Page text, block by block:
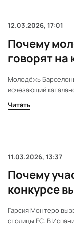
12.03.2026, 17:01
Почему
говорят на
Молодёжь
исчезающий
переизбытком
теряет позиции
Читать
11.03.2026, 13:37
Почему
конкурсе
Гарсия Монтеро
столицы ЕС. В